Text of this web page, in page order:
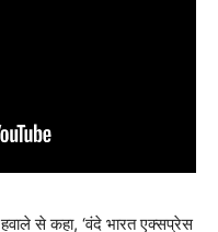
से कहा, ‘वंदे भारत एक्सप्रेस